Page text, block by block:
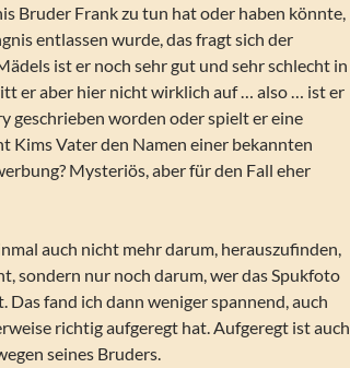
Bruder Frank zu tun hat oder haben könnte,
entlassen wurde, das fragt sich der
ist er noch sehr gut und sehr schlecht in
er aber hier nicht wirklich auf … also … ist er
geschrieben worden oder spielt er eine
Kims Vater den Namen einer bekannten
Mysteriös, aber für den Fall eher
auch nicht mehr darum, herauszufinden,
sondern nur noch darum, wer das Spukfoto
Das fand ich dann weniger spannend, auch
richtig aufgeregt hat. Aufgeregt ist auch
seines Bruders.